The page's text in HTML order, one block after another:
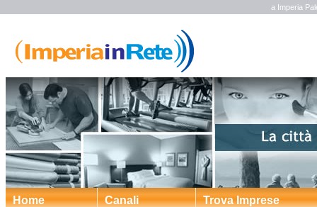
a Imperia
Home Canali Trova Imprese